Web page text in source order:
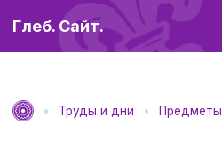
Глеб. Сайт.
Труды и дни Предметы